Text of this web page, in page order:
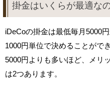
掛金はいくらが最適な
iDeCoの掛金は最低毎月5000
1000円単位で決めることがで
5000円よりも多いほど、メリ
は2つあります。